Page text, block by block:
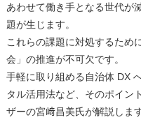
あわせて働き手となる世代が
題が生じます。
これらの課題に対処するため
会」の推進が不可欠です。
手軽に取り組める自治体 DX
タル活用法など、そのポイン
ザーの宮﨑昌美氏が解説します